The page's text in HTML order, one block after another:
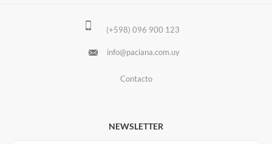
(+598) 096 900 123
info@paciana.com.uy
Contacto
NEWSLETTER